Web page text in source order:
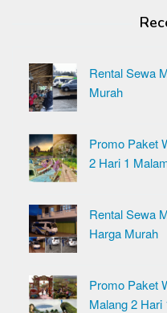
Rental Sewa
Murah
Promo Paket
2 Hari 1
Rental Sewa
Harga Murah
Promo Paket
Malang 2 Hari